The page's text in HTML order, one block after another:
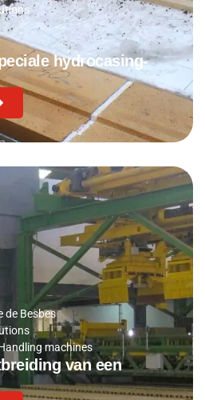
hydrocasing-
de Besbes
machines
van een